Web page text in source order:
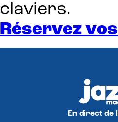
claviers.
Réservez
En direct de